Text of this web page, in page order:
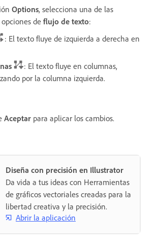
Options, selecciona una de las
de flujo de texto:
: El texto fluye de izquierda a derecha en
: El texto fluye en columnas,
por la columna izquierda.
Aceptar para aplicar los cambios.
Diseña con precisión en Illustrator
Da vida a tus ideas con Herramientas
de gráficos vectoriales creadas para la
libertad creativa y la precisión.
Abrir la aplicación